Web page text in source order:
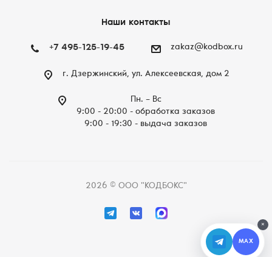
Наши контакты
+7 495-125-19-45 zakaz@kodbox.ru
г. Дзержинский, ул. Алексеевская, дом 2
Пн. – Вc
9:00 - 20:00 - обработка заказов
9:00 - 19:30 - выдача заказов
2026 © ООО "КОДБОКС"
×
MAX